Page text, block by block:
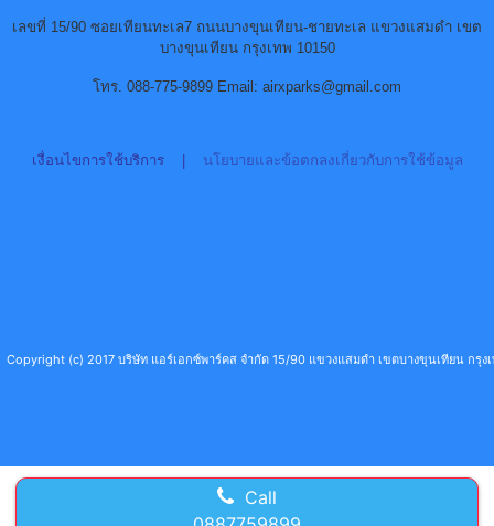
เลขที่ 15/90 ซอยเทียนทะเล7 ถนนบางขุนเทียน-ชายทะเล แขวงแสมดำ เขต
บางขุนเทียน กรุงเทพ 10150
โทร. 088-775-9899 Email: airxparks@gmail.com
เงื่อนไขการใช้บริการ| นโยบายและข้อตกลงเกี่ยวกับการใช้ข้อมูล
Copyright (c) 2017 บริษัท แอร์เอกซ์พาร์คส จำกัด 15/90 แขวงแสมดำ เขตบางขุนเทียน กรุ
Call